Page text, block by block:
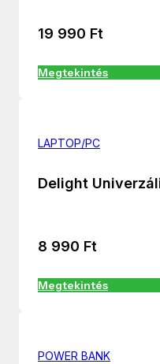
19 990 Ft
Megtekintés
LAPTOP/PC
Delight
8 990 Ft
Megtekintés
POWER BANK